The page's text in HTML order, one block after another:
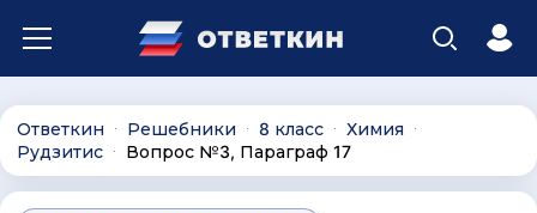
Ответкин ∙ Решебники ∙ 8 класс ∙ Химия ∙
Рудзитис ∙ Вопрос №3, Параграф 17